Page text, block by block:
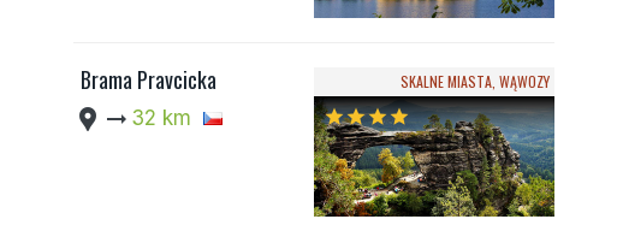
Brama Pravcicka
location_pin arrow_right_alt 32 km
SKALNE MIASTA, WĄWOZY
starstarstarstar